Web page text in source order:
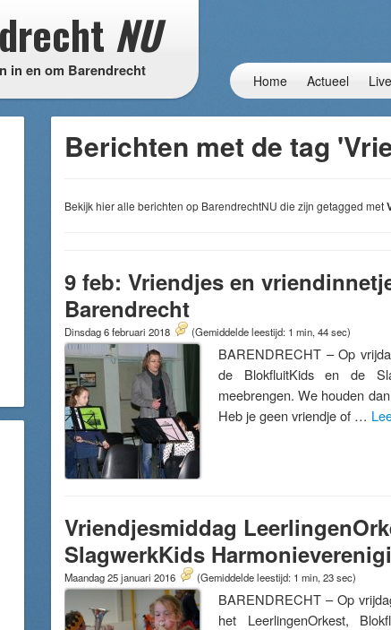
NU
in en om Barendrecht
Home Actueel Live
Berichten met de tag
Bekijk hier alle berichten op BarendrechtNU die zijn getagged met
9 feb: Vriendjes en
Barendrecht
Dinsdag 6 februari 2018 (Gemiddelde leestijd: 1 min, 44 sec)
BARENDRECHT – Op
de BlokfluitKids en de
meebrengen. We houden
Heb je geen vriendje of …
Vriendjesmiddag
SlagwerkKids
Maandag 25 januari 2016 (Gemiddelde leestijd: 1 min, 23 sec)
BARENDRECHT – Op
het LeerlingenOrkest,